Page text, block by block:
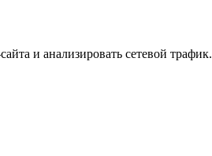
и анализировать сетевой трафик.